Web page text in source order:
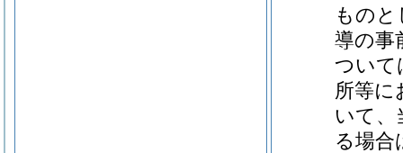
もの
導の事
ついて
所等に
いて、
る場合